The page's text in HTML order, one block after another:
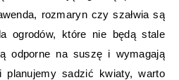
rozmaryn czy szałwia są
ogrodów, które nie będą stale
odporne na suszę i wymagają
sadzić kwiaty, warto